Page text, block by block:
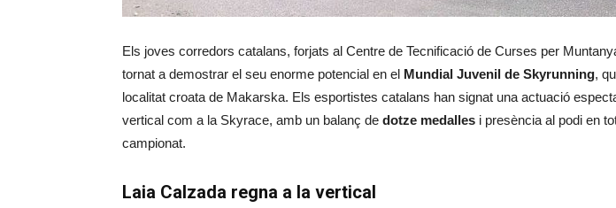
Els joves corredors catalans, forjats al Centre de Tecnificació de Curses per
tornat a demostrar el seu enorme potencial en el Mundial Juvenil de Skyrunning,
localitat croata de Makarska. Els esportistes catalans han signat una actuació
vertical com a la Skyrace, amb un balanç de dotze medalles i presència al podi en
campionat.
Laia Calzada regna a la vertical